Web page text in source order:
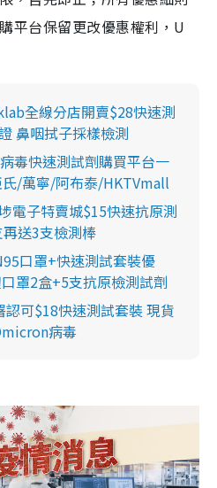
平台保留更改優惠權利，U
全線分店開賣$28快速測
鼻咽拭子採樣檢測
毒快速測試劑購買平台一
/萬寧/阿布泰/HKTVmall
電子特賣城$15快速抗原測
送3支檢測棒
口罩+快速測試套裝優
罩2盒+5支抗原檢測試劑
認可$18快速測試套裝 現貨
病毒